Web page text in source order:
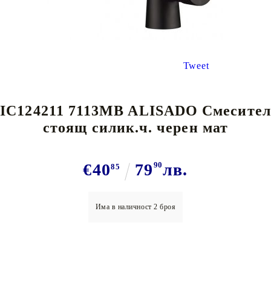
Tweet
IC124211 7113MB ALISADO Смесител
стоящ силик.ч. черен мат
€4085 79 90лв.
Има в наличност2 броя